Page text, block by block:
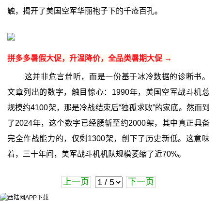
触，揭开了美国空军华丽袍子下的千疮百孔。
拼多多暑假大促，升温降价，全品类暑期大促 →
这并非危言耸听，而是一份基于冰冷数据的诊断书。
文章列出的数字，触目惊心：1990年，美国空军战斗机总
规模约4100架，那是冷战结束后“独孤求败”的家底。然而到
了2024年，这个数字已经腰斩至约2000架，其中真正具备
完全作战能力的，仅剩1300架，创下了历史新低。这意味
着，三十年间，美军战斗机机队规模萎缩了近70%。
上一页 下一页